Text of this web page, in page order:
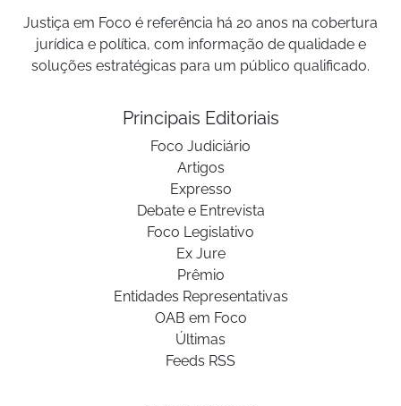
Justiça em Foco é referência há 20 anos na cobertura
jurídica e política, com informação de qualidade e
soluções estratégicas para um público qualificado.
Principais Editoriais
Foco Judiciário
Artigos
Expresso
Debate e Entrevista
Foco Legislativo
Ex Jure
Prêmio
Entidades Representativas
OAB em Foco
Últimas
Feeds RSS